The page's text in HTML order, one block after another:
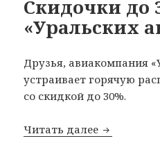
Скидочки до
«Уральских
Друзья, авиакомпания
устраивает горячую
со скидкой до 30%.
Читать далее Скидочки